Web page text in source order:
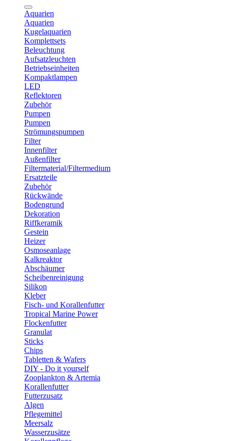
Aquarien
Aquarien
Kugelaquarien
Komplettsets
Beleuchtung
Aufsatzleuchten
Betriebseinheiten
Kompaktlampen
LED
Reflektoren
Zubehör
Pumpen
Pumpen
Strömungspumpen
Filter
Innenfilter
Außenfilter
Filtermaterial/Filtermedium
Ersatzteile
Zubehör
Rückwände
Bodengrund
Dekoration
Riffkeramik
Gestein
Heizer
Osmoseanlage
Kalkreaktor
Abschäumer
Scheibenreinigung
Silikon
Kleber
Fisch- und Korallenfutter
Tropical Marine Power
Flockenfutter
Granulat
Sticks
Chips
Tabletten & Wafers
DIY - Do it yourself
Zooplankton & Artemia
Korallenfutter
Futterzusatz
Algen
Pflegemittel
Meersalz
Wasserzusätze